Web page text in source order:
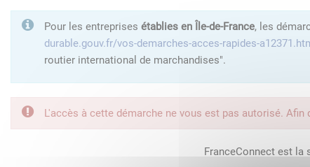
Pour les entreprises établies en Île-de-France, les
durable.gouv.fr/vos-demarches-acces-rapides-
routier international de marchandises".
L'accès à cette démarche ne vous est pas autorisé. Afin
FranceConnect est la